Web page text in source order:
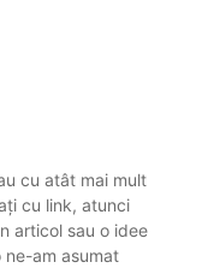
cu atât mai mult
cu link, atunci
articol sau o idee
ne-am asumat